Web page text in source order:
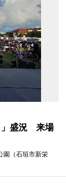
」盛況 来場
園（石垣市新栄